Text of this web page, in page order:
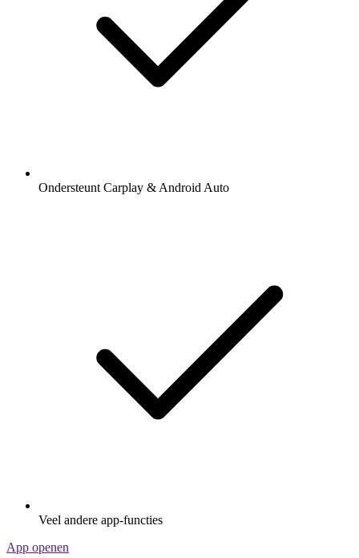
Ondersteunt Carplay & Android Auto
Veel andere app-functies
App openen